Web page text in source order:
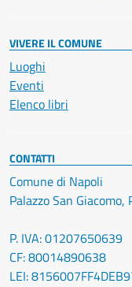
VIVERE IL COMUNE
Luoghi
Eventi
Elenco libri
CONTATTI
Comune di Napoli
Palazzo San
P. IVA: 01207650639
CF: 80014890638
LEI: